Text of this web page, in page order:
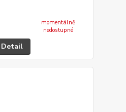
momentálně
nedostupné
Detail